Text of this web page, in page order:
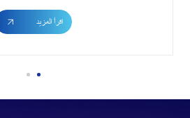
اقرأ المزيد